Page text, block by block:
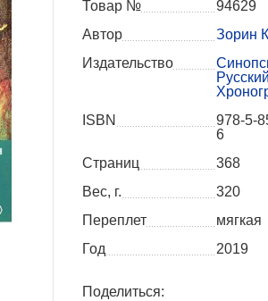
Товар №
94629
Автор
Зорин
Издательство
ISBN
978-5-
6
Страниц
368
Вес, г.
320
Переплет
мягкая
Год
2019
Поделиться: